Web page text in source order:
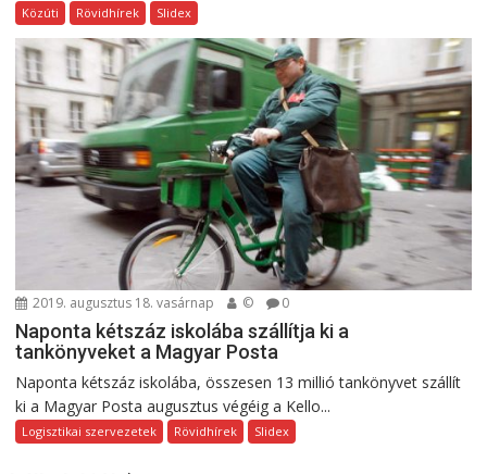
Közúti Rövidhírek Slidex
2019. augusztus 18. vasárnap © 0
Naponta kétszáz iskolába szállítja ki a
tankönyveket a Magyar Posta
Naponta kétszáz iskolába, összesen 13 millió tankönyvet szállít
ki a Magyar Posta augusztus végéig a Kello...
Logisztikai szervezetek Rövidhírek Slidex